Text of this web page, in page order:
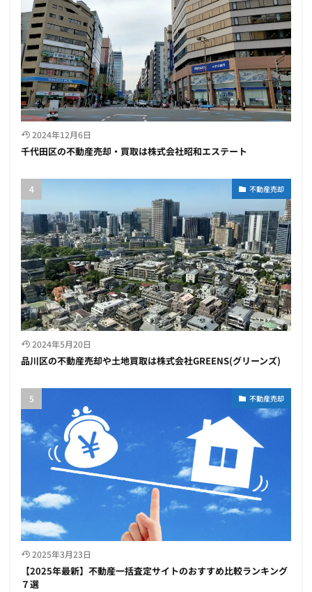
2024年12月6日
千代田区の不動産売却・買取は株式会社昭和エステート
不動産売却
2024年5月20日
品川区の不動産売却や土地買取は株式会社GREENS(グリーンズ)
不動産売却
2025年3月23日
【2025年最新】不動産一括査定サイトのおすすめ比較ランキング
７選